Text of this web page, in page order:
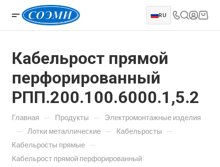
RU
Кабельрост прямой
перфорированный
РПП.200.100.6000.1,5.2
Главная — Продукты — Электромонтажные изделия
— Лотки металлические — Кабельросты —
Кабельросты прямые —
Кабельрост прямой перфорированный